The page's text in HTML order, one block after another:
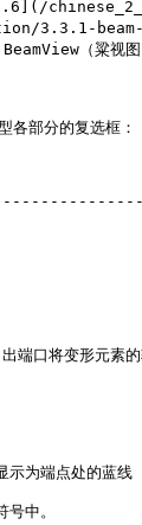
见第[3.1.6](/
3.3.1-
（粱视图
部分的复选框：
形元素的轴显
为端点处的蓝线
中。